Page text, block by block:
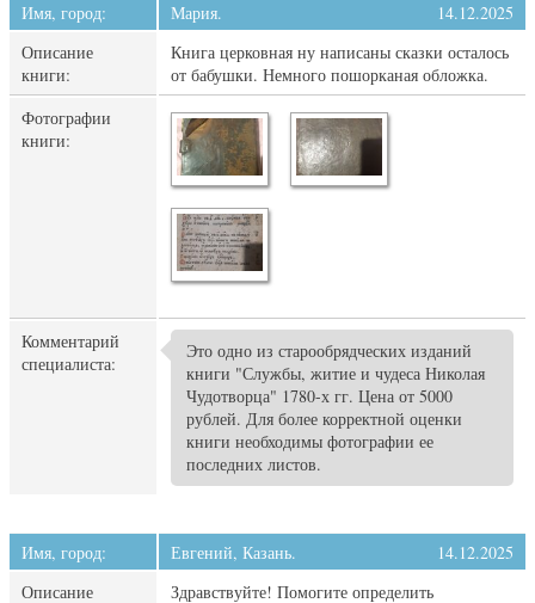
Имя, город: Мария.
14.12.2025
Описание
книги:
Книга церковная ну написаны сказки осталось
от бабушки. Немного пошорканая обложка.
Фотографии
книги:
Комментарий
специалиста:
Это одно из старообрядческих изданий
книги "Службы, житие и чудеса Николая
Чудотворца" 1780-х гг. Цена от 5000
рублей. Для более корректной оценки
книги необходимы фотографии ее
последних листов.
Имя, город: Евгений, Казань.
14.12.2025
Описание
Здравствуйте! Помогите определить